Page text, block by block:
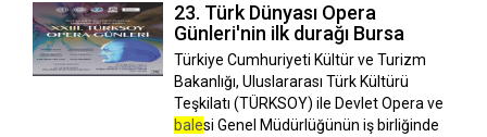
23. Türk Dünyası Opera
Günleri'nin ilk durağı Bursa
Türkiye Cumhuriyeti Kültür ve Turizm
Bakanlığı, Uluslararası Türk Kültürü
Teşkilatı (TÜRKSOY) ile Devlet Opera ve
balesi Genel Müdürlüğünün iş birliğinde